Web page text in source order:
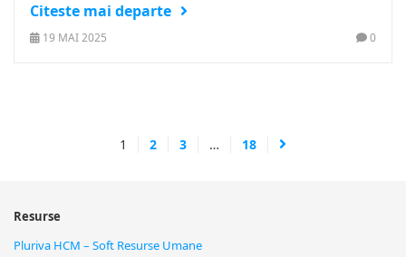
Citeste mai departe
19 MAI 2025 0
1 2 3 … 18
Resurse
Pluriva HCM – Soft Resurse Umane